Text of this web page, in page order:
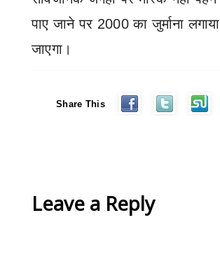
पाए जाने पर 2000 का जुर्माना लगाया
जाएगा।
Share This
Leave a Reply